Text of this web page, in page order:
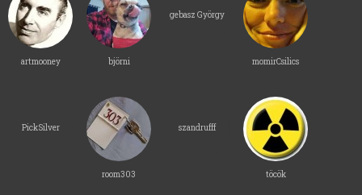
artmooney björni
gebasz György
momirCsilics
PickSilver
room303
szandrufff
töcök